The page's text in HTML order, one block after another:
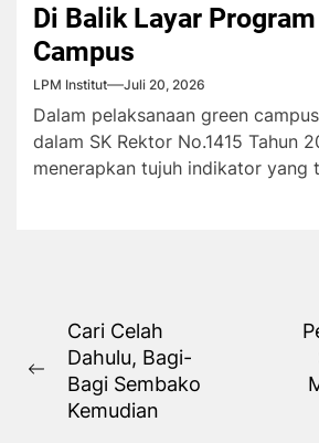
Di Balik Layar
Campus
LPM Institut Juli 20, 2026
Dalam pelaksanaan green
dalam SK Rektor No.1415 Tahun
menerapkan tujuh indikator yang
Navigasi
pos
Previous
post:
Cari Celah
Dahulu, Bagi-
Bagi Sembako
Kemudian